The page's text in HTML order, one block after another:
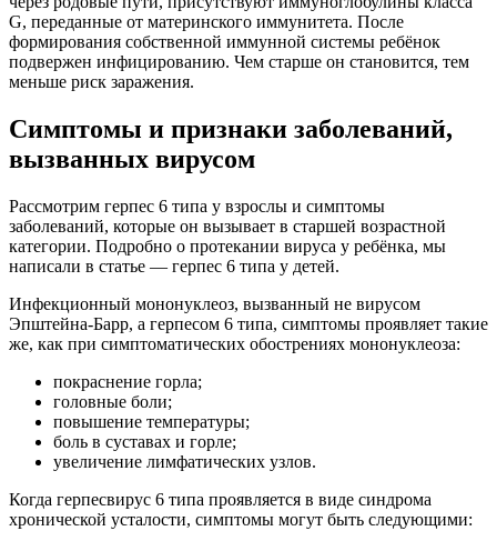
G, переданные от материнского иммунитета. После
формирования собственной иммунной системы ребёнок
подвержен инфицированию. Чем старше он становится, тем
меньше риск заражения.
Симптомы и признаки заболеваний,
вызванных вирусом
Рассмотрим герпес 6 типа у взрослы и симптомы
заболеваний, которые он вызывает в старшей возрастной
категории. Подробно о протекании вируса у ребёнка, мы
написали в статье — герпес 6 типа у детей.
Инфекционный мононуклеоз, вызванный не вирусом
Эпштейна-Барр, а герпесом 6 типа, симптомы проявляет такие
же, как при симптоматических обострениях мононуклеоза:
покраснение горла;
головные боли;
повышение температуры;
боль в суставах и горле;
увеличение лимфатических узлов.
Когда герпесвирус 6 типа проявляется в виде синдрома
хронической усталости, симптомы могут быть следующими: